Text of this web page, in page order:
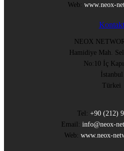
Web: www.neox-
Kontakt
NEOX
Hamidiye Mah.
No:10 İç
İstanbul
Türkei
Tel: +90 (212)
Email: info@neox-
Web: www.neox-